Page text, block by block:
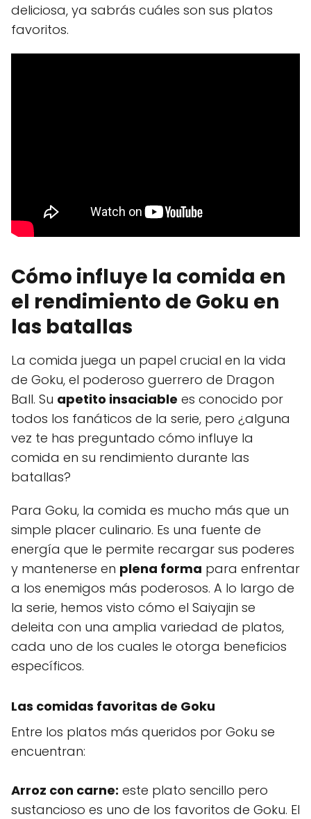
deliciosa, ya sabrás cuáles son sus platos
favoritos.
Cómo influye la comida en
el rendimiento de Goku en
las batallas
La comida juega un papel crucial en la vida
de Goku, el poderoso guerrero de Dragon
Ball. Su apetito insaciable es conocido por
todos los fanáticos de la serie, pero ¿alguna
vez te has preguntado cómo influye la
comida en su rendimiento durante las
batallas?
Para Goku, la comida es mucho más que un
simple placer culinario. Es una fuente de
energía que le permite recargar sus poderes
y mantenerse en plena forma para enfrentar
a los enemigos más poderosos. A lo largo de
la serie, hemos visto cómo el Saiyajin se
deleita con una amplia variedad de platos,
cada uno de los cuales le otorga beneficios
específicos.
Las comidas favoritas de Goku
Entre los platos más queridos por Goku se
encuentran:
Arroz con carne: este plato sencillo pero
sustancioso es uno de los favoritos de Goku. El